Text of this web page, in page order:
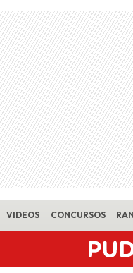
VIDEOS CONCURSOS